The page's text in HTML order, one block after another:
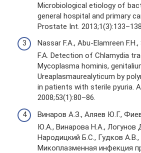
Microbiological etiology of
general hospital and primary
Prostate Int.
Nassar F.A., Abu-Elamreen
F.A. Detection of Chlamydia
Mycoplasma hominis,
Ureaplasmaurealyticum by
in patients with sterile pyuria.
2008;53(1):80–86.
Винаров А.З., Аляев Ю.Г.,
Ю.А., Винарова Н.А.,
Народицкий Б.С., Гудков А.В.,
Микоплазменная инфекция